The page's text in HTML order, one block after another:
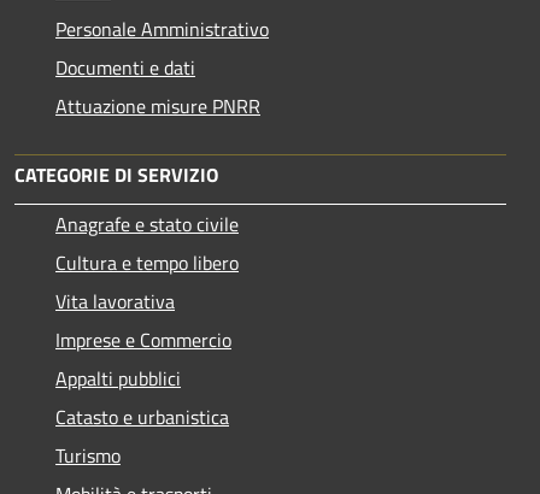
Personale Amministrativo
Documenti e dati
Attuazione misure PNRR
CATEGORIE DI SERVIZIO
Anagrafe e stato civile
Cultura e tempo libero
Vita lavorativa
Imprese e Commercio
Appalti pubblici
Catasto e urbanistica
Turismo